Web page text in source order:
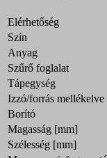
Elérhetőség
Szín
Anyag
Szűrő foglalat
Tápegység
Izzó/forrás mellékelve
Borító
Magasság [mm]
Szélesség [mm]